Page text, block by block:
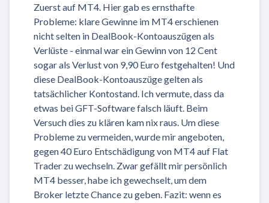
Zuerst auf MT4. Hier gab es ernsthafte
Probleme: klare Gewinne im MT4 erschienen
nicht selten in DealBook-Kontoauszügen als
Verlüste - einmal war ein Gewinn von 12 Cent
sogar als Verlust von 9,90 Euro festgehalten! Und
diese DealBook-Kontoauszüge gelten als
tatsächlicher Kontostand. Ich vermute, dass da
etwas bei GFT-Software falsch läuft. Beim
Versuch dies zu klären kam nix raus. Um diese
Probleme zu vermeiden, wurde mir angeboten,
gegen 40 Euro Entschädigung von MT4 auf Flat
Trader zu wechseln. Zwar gefällt mir persönlich
MT4 besser, habe ich gewechselt, um dem
Broker letzte Chance zu geben. Fazit: wenn es